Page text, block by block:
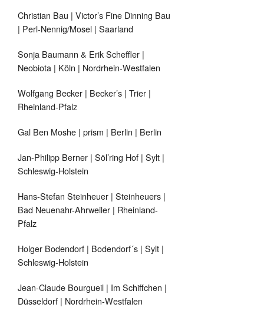
Christian Bau | Victor’s Fine Dinning Bau
| Perl-Nennig/Mosel | Saarland
Sonja Baumann & Erik Scheffler |
Neobiota | Köln | Nordrhein-Westfalen
Wolfgang Becker | Becker’s | Trier |
Rheinland-Pfalz
Gal Ben Moshe | prism | Berlin | Berlin
Jan-Philipp Berner | Söl’ring Hof | Sylt |
Schleswig-Holstein
Hans-Stefan Steinheuer | Steinheuers |
Bad Neuenahr-Ahrweiler | Rheinland-
Pfalz
Holger Bodendorf | Bodendorf´s | Sylt |
Schleswig-Holstein
Jean-Claude Bourgueil | Im Schiffchen |
Düsseldorf | Nordrhein-Westfalen